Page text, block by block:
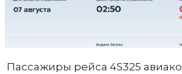
Пассажиры рейса 4S325